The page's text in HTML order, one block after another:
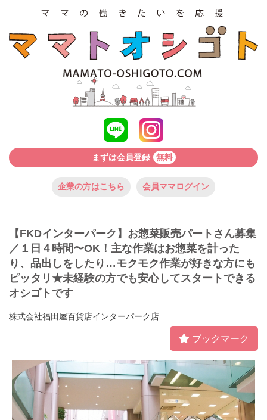
まずは会員登録 無料
企業の方はこちら 会員ママログイン
【FKDインターパーク】お惣菜販売パートさん募集
／１日４時間〜OK！主な作業はお惣菜を計った
り、品出しをしたり…モクモク作業が好きな方にも
ピッタリ★未経験の方でも安心してスタートできる
オシゴトです
株式会社福田屋百貨店インターパーク店
ブックマーク